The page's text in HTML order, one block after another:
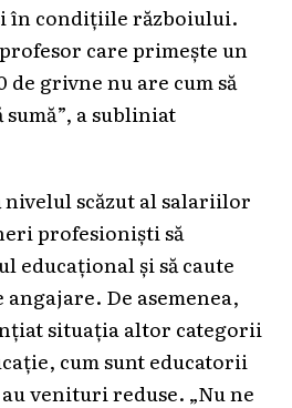
în condițiile războiului.
care primește un
de grivne nu are cum să
a subliniat
nivelul scăzut al salariilor
profesioniști să
educațional și să caute
De asemenea,
situația altor categorii
cum sunt educatorii
venituri reduse. „Nu ne